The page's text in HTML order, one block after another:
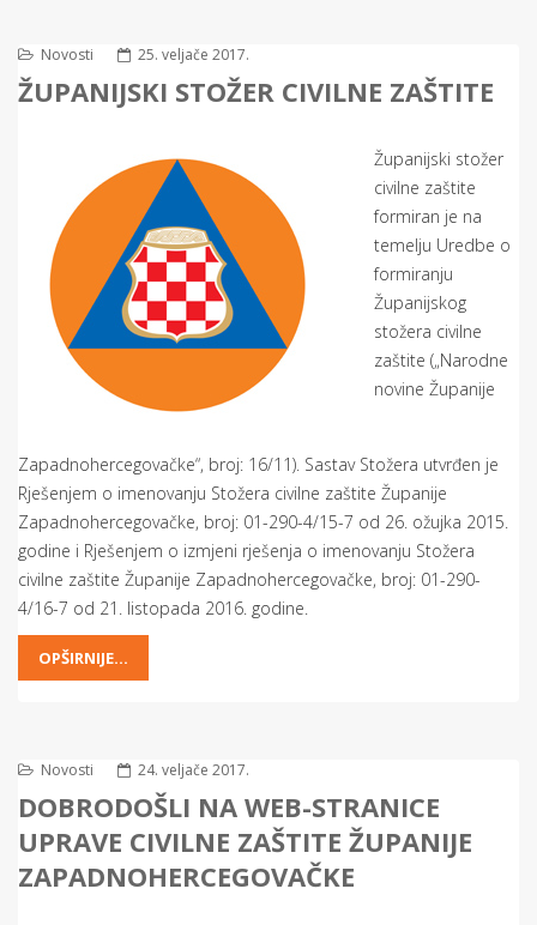
Novosti 25. veljače 2017.
ŽUPANIJSKI STOŽER CIVILNE ZAŠTITE
Županijski stožer
civilne zaštite
formiran je na
temelju Uredbe o
formiranju
Županijskog
stožera civilne
zaštite („Narodne
novine Županije
Zapadnohercegovačke“, broj: 16/11). Sastav Stožera utvrđen je
Rješenjem o imenovanju Stožera civilne zaštite Županije
Zapadnohercegovačke, broj: 01-290-4/15-7 od 26. ožujka 2015.
godine i Rješenjem o izmjeni rješenja o imenovanju Stožera
civilne zaštite Županije Zapadnohercegovačke, broj: 01-290-
4/16-7 od 21. listopada 2016. godine.
OPŠIRNIJE...
Novosti 24. veljače 2017.
DOBRODOŠLI NA WEB-STRANICE
UPRAVE CIVILNE ZAŠTITE ŽUPANIJE
ZAPADNOHERCEGOVAČKE